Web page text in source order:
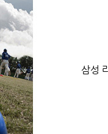
삼성 라